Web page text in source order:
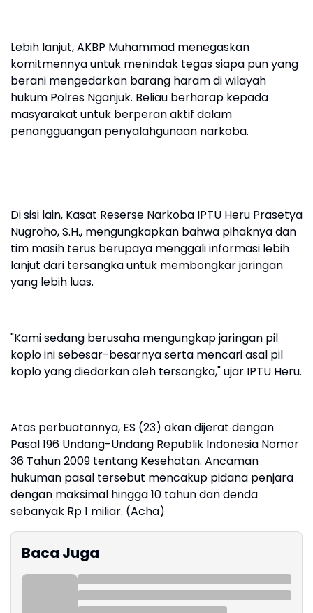
Lebih lanjut, AKBP Muhammad menegaskan
komitmennya untuk menindak tegas siapa pun yang
berani mengedarkan barang haram di wilayah
hukum Polres Nganjuk. Beliau berharap kepada
masyarakat untuk berperan aktif dalam
penangguangan penyalahgunaan narkoba.
Di sisi lain, Kasat Reserse Narkoba IPTU Heru Prasetya
Nugroho, S.H., mengungkapkan bahwa pihaknya dan
tim masih terus berupaya menggali informasi lebih
lanjut dari tersangka untuk membongkar jaringan
yang lebih luas.
"Kami sedang berusaha mengungkap jaringan pil
koplo ini sebesar-besarnya serta mencari asal pil
koplo yang diedarkan oleh tersangka," ujar IPTU Heru.
Atas perbuatannya, ES (23) akan dijerat dengan
Pasal 196 Undang-Undang Republik Indonesia Nomor
36 Tahun 2009 tentang Kesehatan. Ancaman
hukuman pasal tersebut mencakup pidana penjara
dengan maksimal hingga 10 tahun dan denda
sebanyak Rp 1 miliar. (Acha)
Baca Juga